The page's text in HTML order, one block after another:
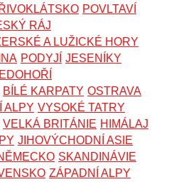
POVLTAVÍ
RÁJ
A LUŽICKÉ HORY
PODYJÍ JESENÍKY
BÍLÉ KARPATY OSTRAVA
ALPY VYSOKÉ TATRY
VELKÁ BRITÁNIE HIMÁLAJ
JIHOVÝCHODNÍ ASIE
SKANDINÁVIE
ZÁPADNÍ ALPY